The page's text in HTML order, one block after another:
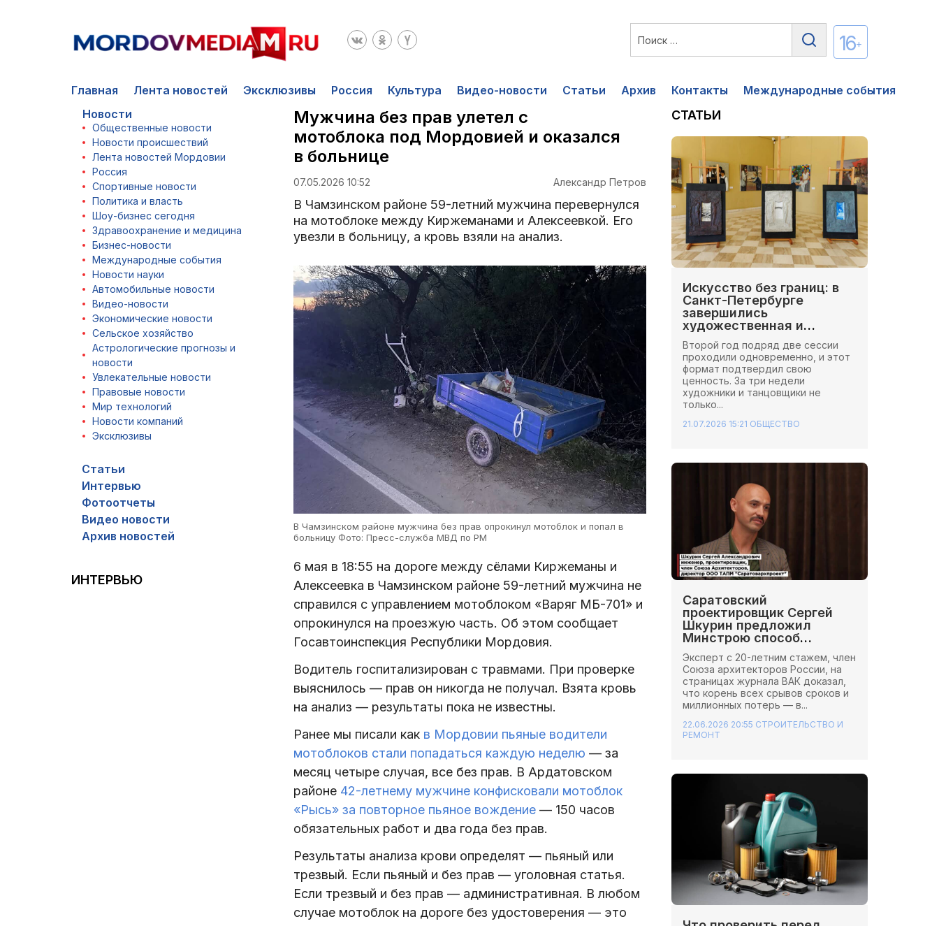
16+
Главная Лента новостей Эксклюзивы Россия Культура Видео-новости Статьи Архив Контакты
Международные события
Новости
Общественные новости
Новости происшествий
Лента новостей Мордовии
Россия
Спортивные новости
Политика и власть
Шоу-бизнес сегодня
Здравоохранение и медицина
Бизнес-новости
Международные события
Новости науки
Автомобильные новости
Видео-новости
Экономические новости
Сельское хозяйство
Астрологические прогнозы и
новости
Увлекательные новости
Правовые новости
Мир технологий
Новости компаний
Эксклюзивы
Статьи
Интервью
Фотоотчеты
Видео новости
Архив новостей
ИНТЕРВЬЮ
Мужчина без прав улетел с
мотоблока под Мордовией и оказался
в больнице
07.05.2026 10:52 Александр Петров
В Чамзинском районе 59-летний мужчина перевернулся
на мотоблоке между Киржеманами и Алексеевкой. Его
увезли в больницу, а кровь взяли на анализ.
В Чамзинском районе мужчина без прав опрокинул мотоблок и попал в
больницу Фото: Пресс-служба МВД по РМ
6 мая в 18:55 на дороге между сёлами Киржеманы и
Алексеевка в Чамзинском районе 59-летний мужчина не
справился с управлением мотоблоком «Варяг МБ-701» и
опрокинулся на проезжую часть. Об этом сообщает
Госавтоинспекция Республики Мордовия.
Водитель госпитализирован с травмами. При проверке
выяснилось — прав он никогда не получал. Взята кровь
на анализ — результаты пока не известны.
Ранее мы писали как в Мордовии пьяные водители
мотоблоков стали попадаться каждую неделю — за
месяц четыре случая, все без прав. В Ардатовском
районе 42-летнему мужчине конфисковали мотоблок
«Рысь» за повторное пьяное вождение— 150 часов
обязательных работ и два года без прав.
Результаты анализа крови определят — пьяный или
трезвый. Если пьяный и без прав — уголовная статья.
Если трезвый и без прав — административная. В любом
случае мотоблок на дороге без удостоверения — это
СТАТЬИ
Искусство без границ: в
Санкт-Петербурге
завершились
художественная и
хореографическая сессии
Школы Иннопрактики.
Второй год подряд две сессии
проходили одновременно, и этот
формат подтвердил свою
ценность. За три недели
художники и танцовщики не
только...
21.07.2026 15:21 ОБЩЕСТВО
Саратовский
проектировщик Сергей
Шкурин предложил
Минстрою способ
сэкономить миллионы на
стройках
Эксперт с 20-летним стажем, член
Союза архитекторов России, на
страницах журнала ВАК доказал,
что корень всех срывов сроков и
миллионных потерь — в...
22.06.2026 20:55 СТРОИТЕЛЬСТВО И
РЕМОНТ